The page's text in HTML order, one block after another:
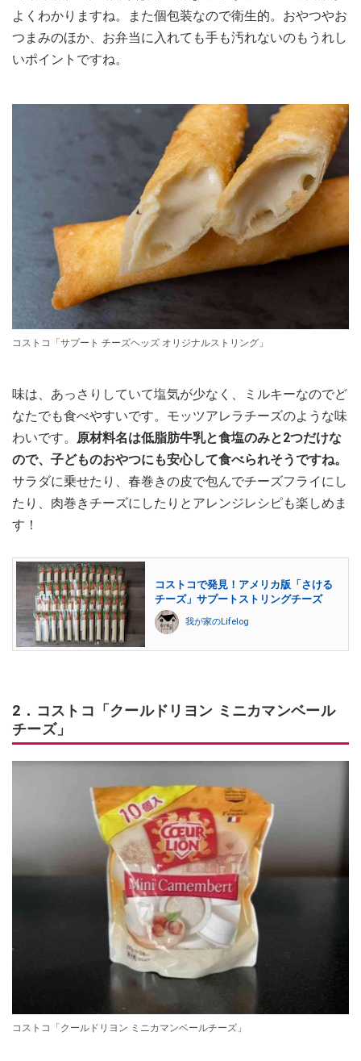
よくわかりますね。また個包装なので衛生的。おやつやお
つまみのほか、お弁当に入れても手も汚れないのもうれし
いポイントですね。
コストコ「サプート チーズヘッズ オリジナルストリング」
味は、あっさりしていて塩気が少なく、ミルキーなのでど
なたでも食べやすいです。モッツアレラチーズのような味
わいです。 原材料名は低脂肪牛乳と食塩のみと2つだけな
ので、子どものおやつにも安心して食べられそうですね。
サラダに乗せたり、春巻きの皮で包んでチーズフライにし
たり、肉巻きチーズにしたりとアレンジレシピも楽しめま
す！
コストコで発見！アメリカ版「さける
チーズ」サプートストリングチーズ
我が家のLifelog
2．コストコ「クールドリヨン ミニカマンベール
チーズ」
コストコ「クールドリヨン ミニカマンベールチーズ」